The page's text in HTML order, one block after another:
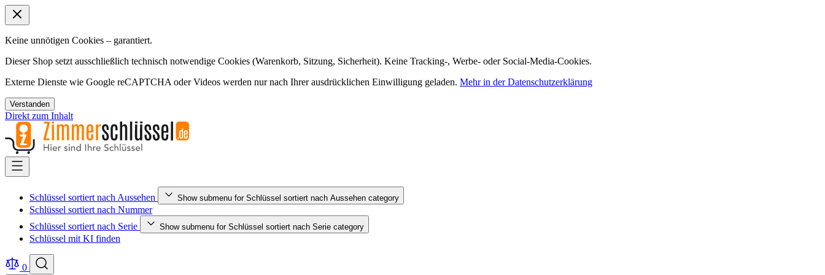
Keine unnötigen Cookies – garantiert.
Dieser Shop setzt ausschließlich technisch notwendige Cookies (Warenkorb, Sitzung, Sicherheit). Keine Tracking-, Werbe- oder Social-Media-Cookies.
Externe Dienste wie Google reCAPTCHA oder Videos werden nur nach Ihrer ausdrücklichen Einwilligung geladen. Mehr in der Datenschutzerklärung
Verstanden
Direkt zum Inhalt
Schlüssel sortiert nach Aussehen Show submenu for Schlüssel sortiert nach Aussehen category
Schlüssel sortiert nach Nummer
Schlüssel sortiert nach Serie
Show submenu for Schlüssel sortiert nach Serie category
Schlüssel mit KI finden
0